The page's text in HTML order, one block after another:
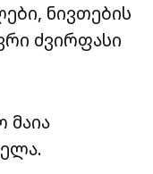
ნივთების
ძვირფასი
მაია